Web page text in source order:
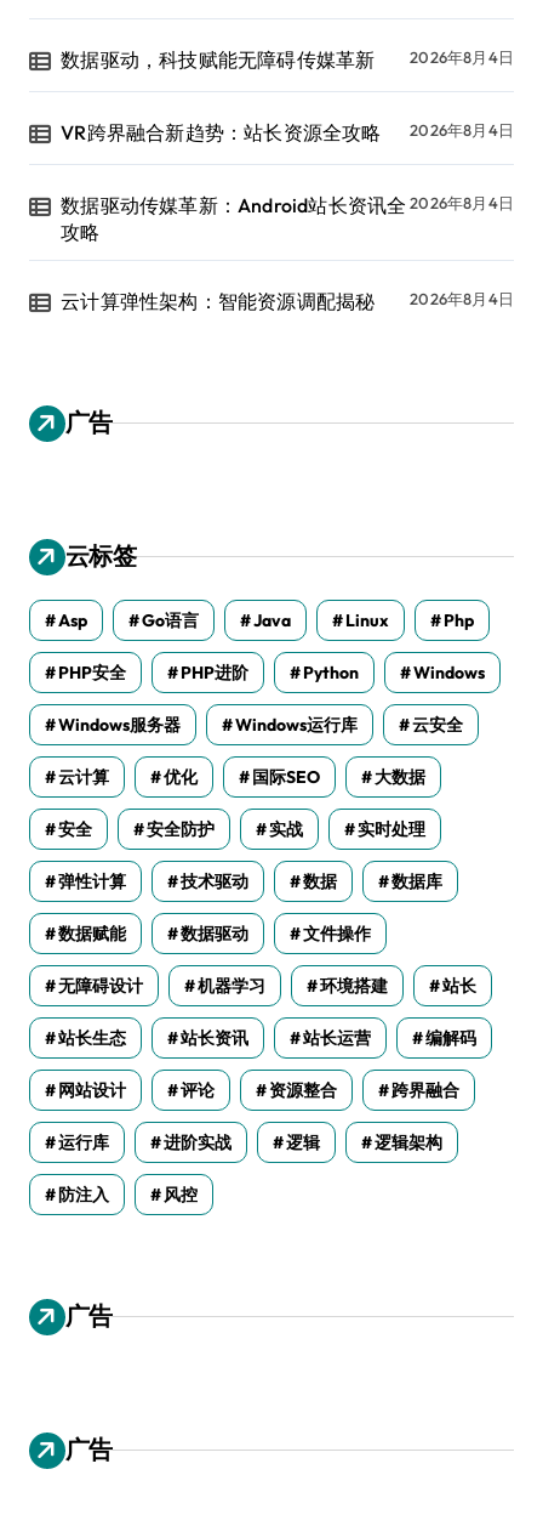
数据驱动，科技赋能无障碍传媒革新 2026年8月4日
VR跨界融合新趋势：站长资源全攻略 2026年8月4日
数据驱动传媒革新：Android站长资讯全
攻略
2026年8月4日
云计算弹性架构：智能资源调配揭秘 2026年8月4日
广告
云标签
Asp Go语言 Java Linux Php
PHP安全 PHP进阶 Python Windows
Windows服务器 Windows运行库 云安全
云计算 优化 国际SEO 大数据
安全 安全防护 实战 实时处理
弹性计算 技术驱动 数据 数据库
数据赋能 数据驱动 文件操作
无障碍设计 机器学习 环境搭建 站长
站长生态 站长资讯 站长运营 编解码
网站设计 评论 资源整合 跨界融合
运行库 进阶实战 逻辑 逻辑架构
防注入 风控
广告
广告